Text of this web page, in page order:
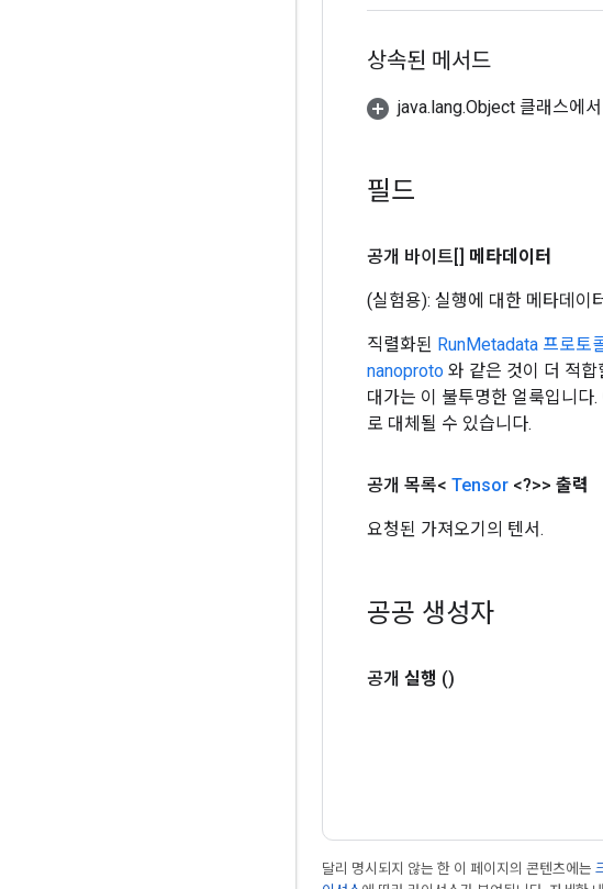
상속된 메서드
java.lang.Object 클래스에서
필드
공개 바이트[] 메타데이터
(실험용): 실행에 대한 메타데이
직렬화된 RunMetadata 프로토
nanoproto 와 같은 것이 더 적
대가는 이 불투명한 얼룩입니다
로 대체될 수 있습니다.
공개 목록< Tensor <?>> 출력
요청된 가져오기의 텐서.
공공 생성자
공개 실행 ()
달리 명시되지 않는 한 이 페이지의 콘텐츠에는